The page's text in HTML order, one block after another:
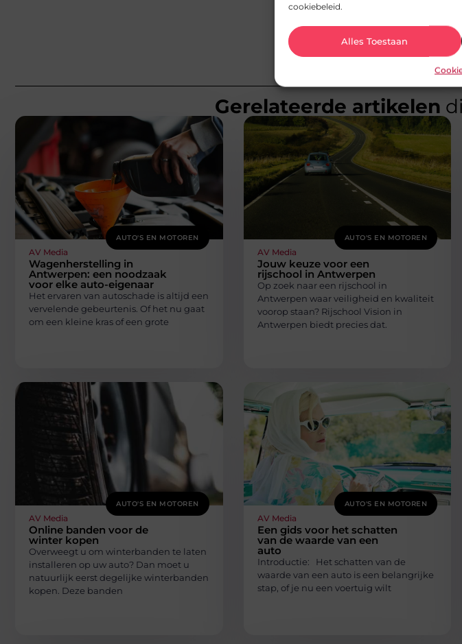
cookiebeleid.
Alles Toestaan
Gerelateerde artikelen
AUTO'S EN MOTOREN
AV Media
Wagenherstelling in
Antwerpen: een noodzaak
voor elke auto-eigenaar
Het ervaren van autoschade is altijd een
vervelende gebeurtenis. Of het nu gaat
om een kleine kras of een grote
AUTO'S EN MOTOREN
AV Media
Jouw keuze voor een
rijschool in Antwerpen
Op zoek naar een rijschool in
Antwerpen waar veiligheid en kwaliteit
voorop staan? Rijschool Vision in
Antwerpen biedt precies dat.
AUTO'S EN MOTOREN
AV Media
Online banden voor de
winter kopen
Overweegt u om winterbanden te laten
installeren op uw auto? Dan moet u
natuurlijk eerst degelijke winterbanden
kopen. Deze banden
AUTO'S EN MOTOREN
AV Media
Een gids voor het schatten
van de waarde van een
auto
Introductie: Het schatten van de
waarde van een auto is een belangrijke
stap, of je nu een voertuig wilt